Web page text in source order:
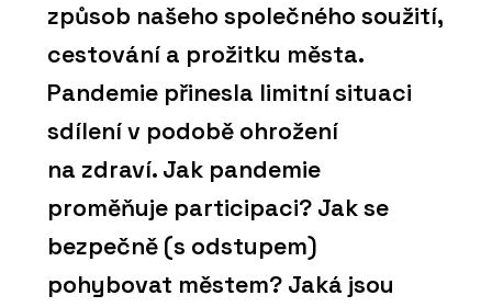
způsob našeho společného soužití,
cestování a prožitku města.
Pandemie přinesla limitní situaci
sdílení v podobě ohrožení
na zdraví. Jak pandemie
proměňuje participaci? Jak se
bezpečně (s odstupem)
pohybovat městem? Jaká jsou